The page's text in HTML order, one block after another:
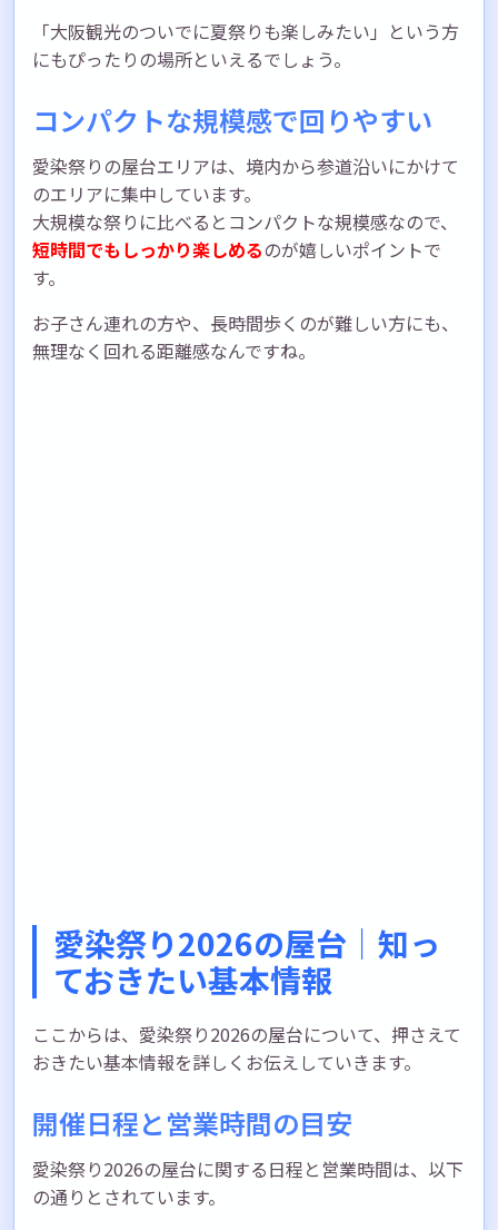
「大阪観光のついでに夏祭りも楽しみたい」という方
にもぴったりの場所といえるでしょう。
コンパクトな規模感で回りやすい
愛染祭りの屋台エリアは、境内から参道沿いにかけて
のエリアに集中しています。
大規模な祭りに比べるとコンパクトな規模感なので、
短時間でもしっかり楽しめるのが嬉しいポイントで
す。
お子さん連れの方や、長時間歩くのが難しい方にも、
無理なく回れる距離感なんですね。
愛染祭り2026の屋台｜知っ
ておきたい基本情報
ここからは、愛染祭り2026の屋台について、押さえて
おきたい基本情報を詳しくお伝えしていきます。
開催日程と営業時間の目安
愛染祭り2026の屋台に関する日程と営業時間は、以下
の通りとされています。